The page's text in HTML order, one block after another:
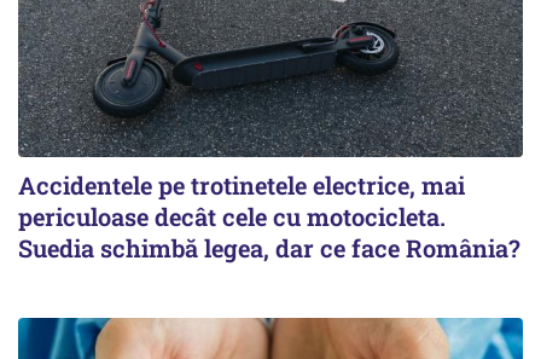
Accidentele pe trotinetele electrice, mai
periculoase decât cele cu motocicleta.
Suedia schimbă legea, dar ce face România?